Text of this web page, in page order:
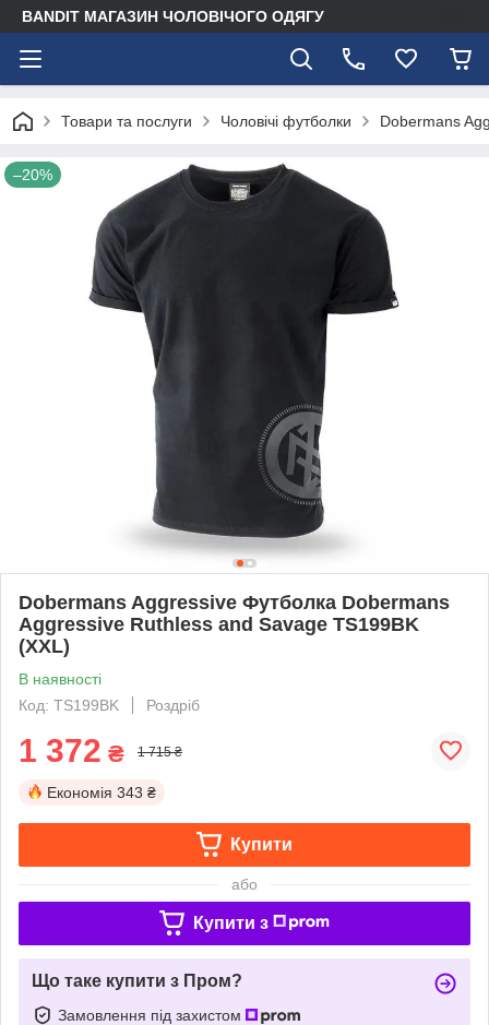
BANDIT МАГАЗИН ЧОЛОВІЧОГО ОДЯГУ
Товари та послуги Чоловічі футболки Dobermans
–20%
Dobermans Aggressive Футболка Dobermans
Aggressive Ruthless and Savage TS199BK
(XXL)
В наявності
Код: TS199BK
Роздріб
1 372 ₴ 1 715 ₴
Економія 343 ₴
Купити
або
Купити з
Що таке купити з Пром?
Замовлення під захистом